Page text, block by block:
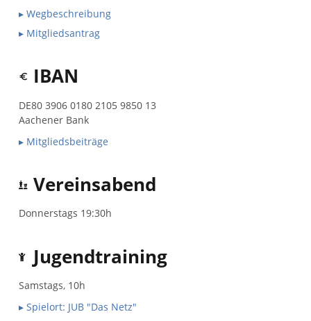
▸ Wegbeschreibung
▸ Mitgliedsantrag
IBAN
DE80 3906 0180 2105 9850 13
Aachener Bank
▸ Mitgliedsbeiträge
Vereinsabend
Donnerstags 19:30h
Jugendtraining
Samstags, 10h
▸ Spielort: JUB "Das Netz"